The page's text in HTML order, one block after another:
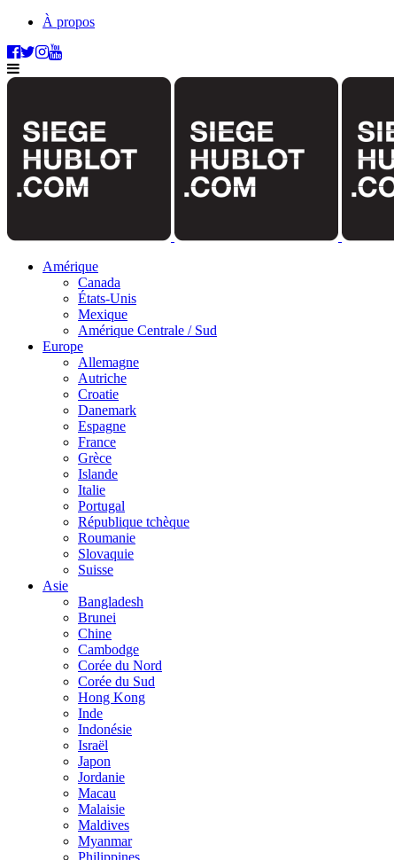
À propos
Amérique
Canada
États-Unis
Mexique
Amérique Centrale / Sud
Europe
Allemagne
Autriche
Croatie
Danemark
Espagne
France
Grèce
Islande
Italie
Portugal
République tchèque
Roumanie
Slovaquie
Suisse
Asie
Bangladesh
Brunei
Chine
Cambodge
Corée du Nord
Corée du Sud
Hong Kong
Inde
Indonésie
Israël
Japon
Jordanie
Macau
Malaisie
Maldives
Myanmar
Philippines